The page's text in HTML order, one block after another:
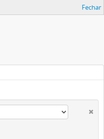
Fechar